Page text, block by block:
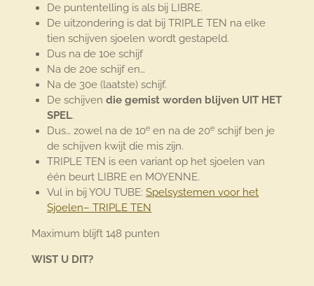
De puntentelling is als bij LIBRE.
De uitzondering is dat bij TRIPLE TEN na elke
tien schijven sjoelen wordt gestapeld.
Dus na de 10e schijf
Na de 20e schijf en…
Na de 30e (laatste) schijf.
De schijvendie gemist worden blijven UIT HET
SPEL.
Dus… zowel na de 10e en na de 20e schijf ben je
de schijven kwijt die mis zijn.
TRIPLE TEN is een variant op het sjoelen van
één beurt LIBRE en MOYENNE.
Vul in bij YOU TUBE:Spelsystemen voor het
Sjoelen– TRIPLE TEN
Maximum blijft 148 punten
WIST U DIT?